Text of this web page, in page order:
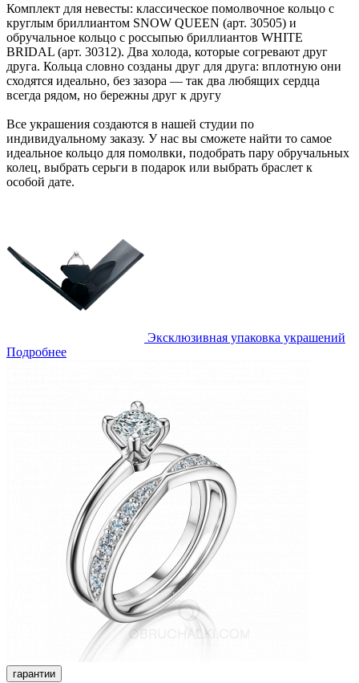
Комплект для невесты: классическое помолвочное кольцо с
круглым бриллиантом SNOW QUEEN (арт. 30505) и
обручальное кольцо с россыпью бриллиантов WHITE
BRIDAL (арт. 30312). Два холода, которые согревают друг
друга. Кольца словно созданы друг для друга: вплотную они
сходятся идеально, без зазора — так два любящих сердца
всегда рядом, но бережны друг к другу
Все украшения создаются в нашей студии по
индивидуальному заказу. У нас вы сможете найти то самое
идеальное кольцо для помолвки, подобрать пару обручальных
колец, выбрать серьги в подарок или выбрать браслет к
особой дате.
Эксклюзивная упаковка украшений
Подробнее
гарантии